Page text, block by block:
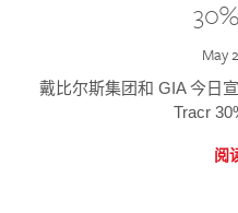
May
戴比尔斯集团和 GIA 今日
Tracr
阅